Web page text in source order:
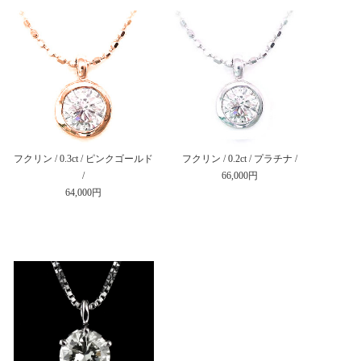
フクリン / 0.3ct / ピンクゴールド
/
64,000円
フクリン / 0.2ct / プラチナ /
66,000円